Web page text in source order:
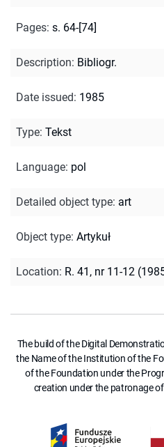
Pages: s. 64-[74]
Description: Bibliogr.
Date issued: 1985
Type: Tekst
Language: pol
Detailed object type: art
Object type: Artykuł
Location: R. 41, nr 11-12
The build of the Digital
the Name of the Institution of the
of the Foundation under the
creation under the patronage